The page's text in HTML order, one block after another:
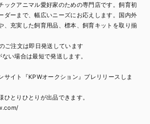
ックアニマル愛好家のための専門店です。飼育初
ダーまで、幅広いニーズにお応えします。国内外
、充実した飼育用品、標本、飼育キットを取り揃
ご注文は即日発送しています
い場合は最短で発送します。
サイト『KPWオークション』プレリリースしま
ひとりひとりが出品できます。